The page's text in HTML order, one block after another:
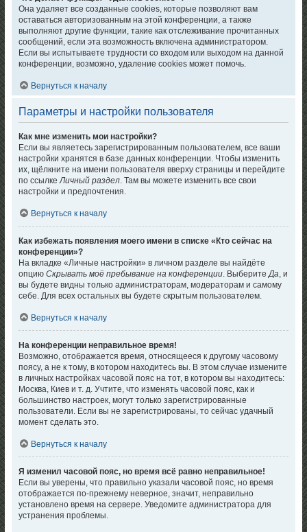
Она удаляет все созданные cookies, которые позволяют вам
оставаться авторизованным на этой конференции, а также
выполняют другие функции, такие как отслеживание прочитанных
сообщений, если эта возможность включена администратором.
Если вы испытываете трудности со входом или выходом на данной
конференции, возможно, удаление cookies может помочь.
Вернуться к началу
Параметры и настройки пользователя
Как мне изменить мои настройки?
Если вы являетесь зарегистрированным пользователем, все ваши
настройки хранятся в базе данных конференции. Чтобы изменить
их, щёлкните на имени пользователя вверху страницы и перейдите
по ссылкеЛичный раздел. Там вы можете изменить все свои
настройки и предпочтения.
Вернуться к началу
Как избежать появления моего имени в списке «Кто сейчас на
конференции»?
На вкладке «Личные настройки» в личном разделе вы найдёте
опциюСкрывать моё пребывание на конференции. ВыберитеДа, и
вы будете видны только администраторам, модераторам и самому
себе. Для всех остальных вы будете скрытым пользователем.
Вернуться к началу
На конференции неправильное время!
Возможно, отображается время, относящееся к другому часовому
поясу, а не к тому, в котором находитесь вы. В этом случае измените
в личных настройках часовой пояс на тот, в котором вы находитесь:
Москва, Киев и т. д. Учтите, что изменять часовой пояс, как и
большинство настроек, могут только зарегистрированные
пользователи. Если вы не зарегистрированы, то сейчас удачный
момент сделать это.
Вернуться к началу
Я изменил часовой пояс, но время всё равно неправильное!
Если вы уверены, что правильно указали часовой пояс, но время
отображается по-прежнему неверное, значит, неправильно
установлено время на сервере. Уведомите администратора для
устранения проблемы.